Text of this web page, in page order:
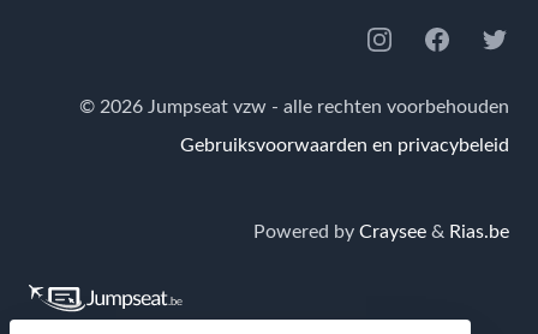
InstagramFacebookTwitter
© 2026 Jumpseat vzw - alle rechten voorbehouden
Gebruiksvoorwaarden en privacybeleid
Powered by Craysee & Rias.be